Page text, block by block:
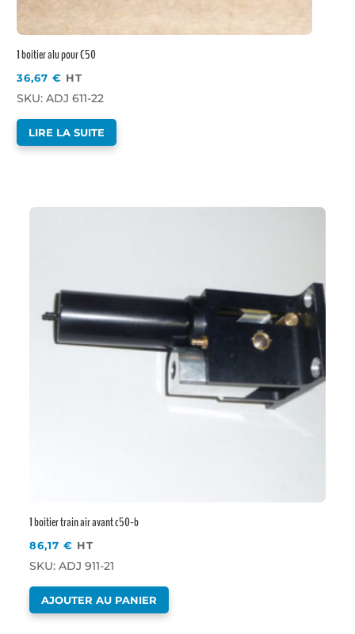
1 boitier alu pour C50
36,67€ HT
SKU: ADJ 611-22
LIRE LA SUITE
1 boitier train air avant c50-b
86,17€ HT
SKU: ADJ 911-21
AJOUTER AU PANIER